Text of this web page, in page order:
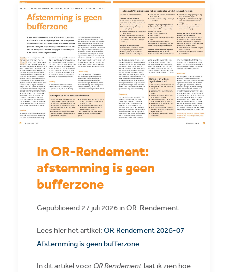
In OR-Rendement:
afstemming is geen
bufferzone
Gepubliceerd 27 juli 2026 in OR-Rendement.
Lees hier het artikel: OR Rendement 2026-07
Afstemming is geen bufferzone
In dit artikel voorOR Rendement laat ik zien hoe